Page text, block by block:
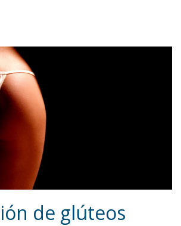
de glúteos